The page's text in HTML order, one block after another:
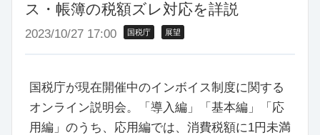
ス・帳簿の税額ズレ対応を詳説
2023/10/27 17:00 国税庁 展望
国税庁が現在開催中のインボイス制度に関する
オンライン説明会。「導入編」「基本編」「応
用編」のうち、応用編では、消費税額に1円未満